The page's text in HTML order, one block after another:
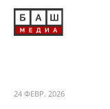
24 ФЕВР. 2026